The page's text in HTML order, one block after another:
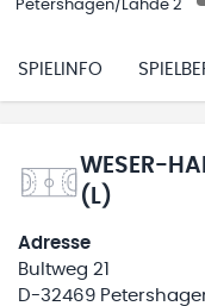
Petershagen/Lahde 2
SPIELINFO
WESER-
(L)
Adresse
Bultweg 21
D-32469